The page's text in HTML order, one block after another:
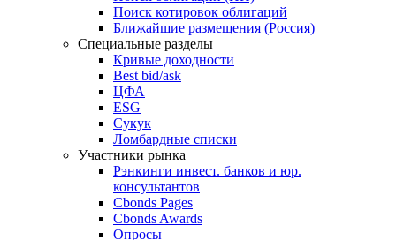
Облигации
Поиски
Поиск облигаций & Карты рынка
Поиск облигаций (ИИ)
Поиск котировок облигаций
Ближайшие размещения (Россия)
Специальные разделы
Кривые доходности
Best bid/ask
ЦФА
ESG
Сукук
Ломбардные списки
Участники рынка
Рэнкинги инвест. банков и юр.